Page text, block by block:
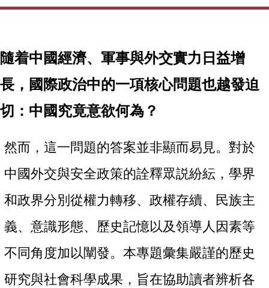
隨着中國經濟、軍事與外交實力日益增
長，國際政治中的一項核心問題也越發迫
切：中國究竟意欲何為？
然而，這一問題的答案並非顯而易見。對於
中國外交與安全政策的詮釋眾説紛紜，學界
和政界分別從權力轉移、政權存續、民族主
義、意識形態、歷史記憶以及領導人因素等
不同角度加以闡發。本專題彙集嚴謹的歷史
研究與社會科學成果，旨在協助讀者辨析各